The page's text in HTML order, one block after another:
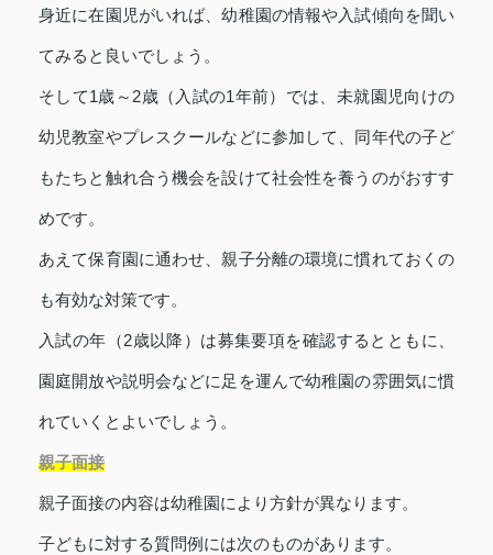
身近に在園児がいれば、幼稚園の情報や入試傾向を聞い
てみると良いでしょう。
そして1歳～2歳（入試の1年前）では、未就園児向けの
幼児教室やプレスクールなどに参加して、同年代の子ど
もたちと触れ合う機会を設けて社会性を養うのがおすす
めです。
あえて保育園に通わせ、親子分離の環境に慣れておくの
も有効な対策です。
入試の年（2歳以降）は募集要項を確認するとともに、
園庭開放や説明会などに足を運んで幼稚園の雰囲気に慣
れていくとよいでしょう。
親子面接
親子面接の内容は幼稚園により方針が異なります。
子どもに対する質問例には次のものがあります。